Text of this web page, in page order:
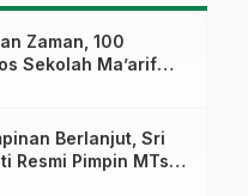
Zaman, 100
Sekolah Ma’arif
Literasi
Berlanjut, Sri
Resmi Pimpin MTs